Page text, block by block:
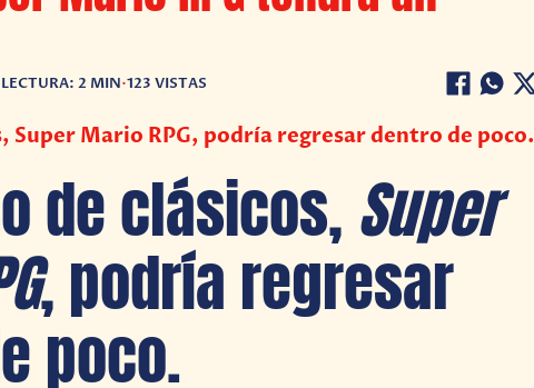
2 MIN•123 VISTAS
Super Mario RPG, podría regresar dentro de poco.
de clásicos, Super
, podría regresar
poco.